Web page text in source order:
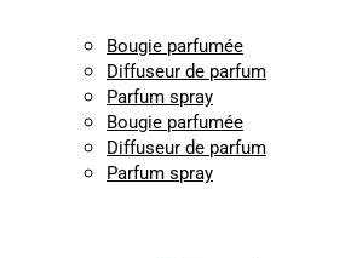
Bougie parfumée
Diffuseur de parfum
Parfum spray
Bougie parfumée
Diffuseur de parfum
Parfum spray